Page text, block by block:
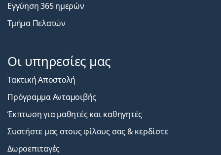
Εγγύηση 365 ημερών
Τμήμα Πελατών
Οι υπηρεσίες μας
Τακτική Αποστολή
Πρόγραμμα Ανταμοιβής
Έκπτωση για μαθητές και καθηγητές
Συστήστε μας στους φίλους σας & κερδίστε
Δωροεπιταγές